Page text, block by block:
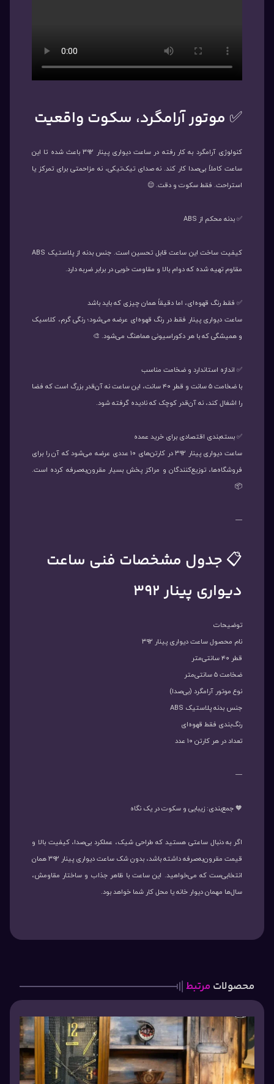
✅ موتور آرامگرد، سکوت واقعیت
کنولوژی آرامگرد به کار رفته در ساعت دیواری پینار ۳۹۲ باعث شده تا این
ساعت کاملاً بی‌صدا کار کند. نه صدای تیک‌تیکی، نه مزاحمتی برای تمرکز یا
استراحت. فقط سکوت و دقت. 😌
✅ بدنه محکم از ABS
کیفیت ساخت این ساعت قابل تحسین است. جنس بدنه از پلاستیک ABS
مقاوم تهیه شده که دوام بالا و مقاومت خوبی در برابر ضربه دارد.
✅ فقط رنگ قهوه‌ای، اما دقیقاً همان چیزی که باید باشد
ساعت دیواری پینار فقط در رنگ قهوه‌ای عرضه می‌شود؛ رنگی گرم، کلاسیک
و همیشگی که با هر دکوراسیونی هماهنگ می‌شود. 🎨
✅ اندازه استاندارد و ضخامت مناسب
با ضخامت ۵ سانت و قطر ۴۰ سانت، این ساعت نه آن‌قدر بزرگ است که فضا
را اشغال کند، نه آن‌قدر کوچک که نادیده گرفته شود.
✅ بسته‌بندی اقتصادی برای خرید عمده
ساعت دیواری پینار ۳۹۲ در کارتن‌های ۱۰ عددی عرضه می‌شود که آن را برای
فروشگاه‌ها، توزیع‌کنندگان و مراکز پخش بسیار مقرون‌به‌صرفه کرده است.
📦
—
📋 جدول مشخصات فنی ساعت
دیواری پینار ۳۹۲
توضیحات
نام محصول ساعت دیواری پینار ۳۹۲
قطر ۴۰ سانتی‌متر
ضخامت ۵ سانتی‌متر
نوع موتور آرامگرد (بی‌صدا)
جنس بدنه پلاستیک ABS
رنگ‌بندی فقط قهوه‌ای
تعداد در هر کارتن ۱۰ عدد
—
🧡 جمع‌بندی: زیبایی و سکوت در یک نگاه
اگر به دنبال ساعتی هستید که طراحی شیک، عملکرد بی‌صدا، کیفیت بالا و
قیمت مقرون‌به‌صرفه داشته باشد، بدون شک ساعت دیواری پینار ۳۹۲ همان
انتخابی‌ست که می‌خواهید. این ساعت با ظاهر جذاب و ساختار مقاومش،
سال‌ها مهمان دیوار خانه یا محل کار شما خواهد بود.
محصولات مرتبط